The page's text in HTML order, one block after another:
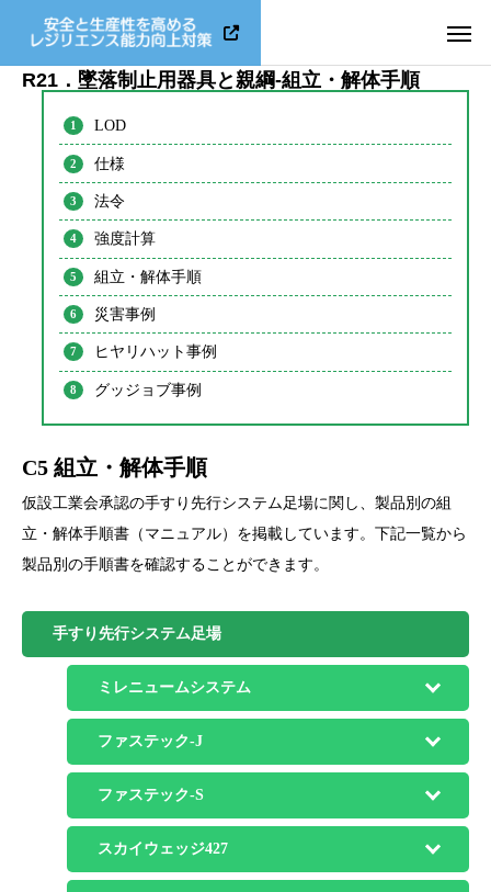
R21．墜落制止用器具と親綱-組立・解体手順
LOD
仕様
法令
強度計算
組立・解体手順
災害事例
ヒヤリハット事例
グッジョブ事例
C5 組立・解体手順
仮設工業会承認の手すり先行システム足場に関し、製品別の組
立・解体手順書（マニュアル）を掲載しています。下記一覧から
製品別の手順書を確認することができます。
手すり先行システム足場
ミレニュームシステム
ファステック-J
ファステック-S
スカイウェッジ427